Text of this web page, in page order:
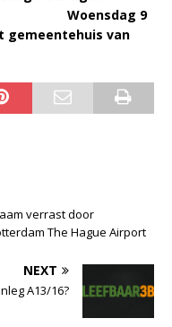
Woensdag 9
gemeentehuis van
verrast door
The Hague Airport
NEXT
A13/16?